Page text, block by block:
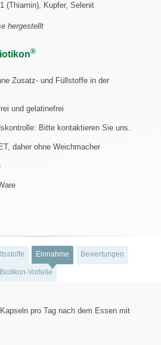
(Thiamin), Kupfer, Selenit
hergestellt
®
Zusatz- und Füllstoffe in der
und gelatinefrei
Bitte kontaktieren Sie uns.
daher ohne Weichmacher
Einnahme Bewertungen
Biotikon-Vorteile
pro Tag nach dem Essen mit